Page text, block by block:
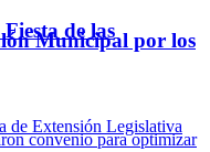
de las
Municipal por los